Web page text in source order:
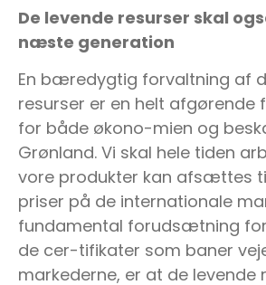
De levende resurser skal
næste generation
En bæredygtig forvaltning af
resurser er en helt
for både økono-mien og
Grønland. Vi skal hele tiden
vore produkter kan afsættes
priser på de internationale
fundamental forudsætning
de cer-tifikater som baner
markederne, er at de levende